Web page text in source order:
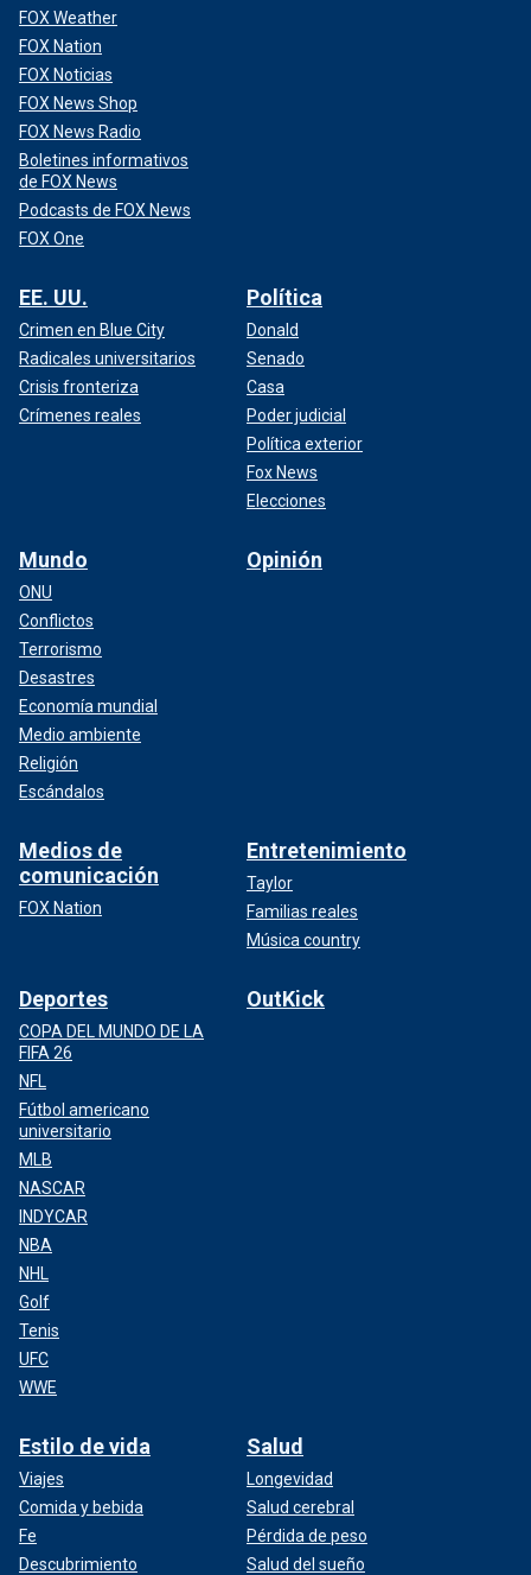
FOX Weather
FOX Nation
FOX Noticias
FOX News Shop
FOX News Radio
Boletines informativos
de FOX News
Podcasts de FOX News
FOX One
EE. UU.
Crimen en Blue City
Radicales universitarios
Crisis fronteriza
Crímenes reales
Política
Donald
Senado
Casa
Poder judicial
Política exterior
Fox News
Elecciones
Mundo
ONU
Conflictos
Terrorismo
Desastres
Economía mundial
Medio ambiente
Religión
Escándalos
Opinión
Medios de
comunicación
FOX Nation
Entretenimiento
Taylor
Familias reales
Música country
Deportes
COPA DEL MUNDO DE LA
FIFA 26
NFL
Fútbol americano
universitario
MLB
NASCAR
INDYCAR
NBA
NHL
Golf
Tenis
UFC
WWE
OutKick
Estilo de vida
Viajes
Comida y bebida
Fe
Descubrimiento
Salud
Longevidad
Salud cerebral
Pérdida de peso
Salud del sueño